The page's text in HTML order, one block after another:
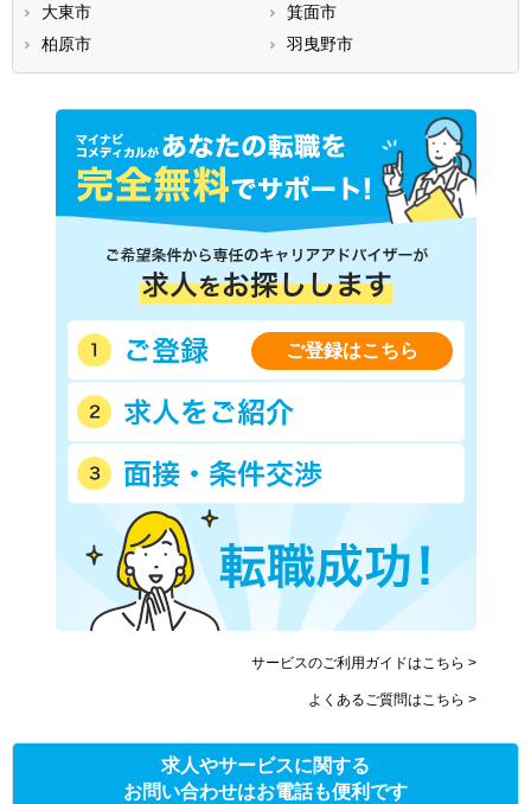
大東市
箕面市
柏原市
羽曳野市
ご登録はこちら
サービスのご利用ガイドはこちら >
よくあるご質問はこちら >
求人やサービスに関する
お問い合わせはお電話も便利です